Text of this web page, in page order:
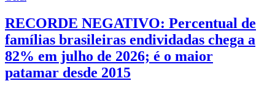
RECORDE NEGATIVO: Percentual de
famílias brasileiras endividadas chega a
82% em julho de 2026; é o maior
patamar desde 2015